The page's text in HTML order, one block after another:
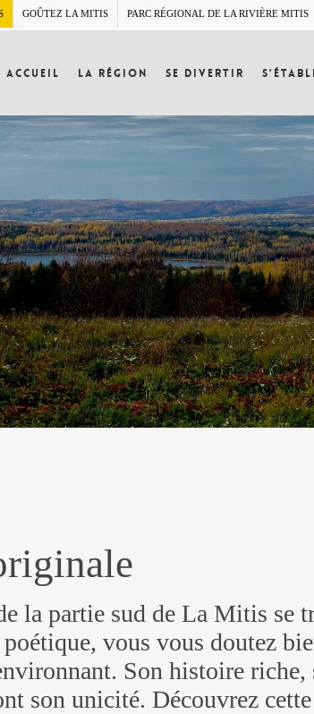
GOÛTEZ LA MITIS PARC RÉGIONAL DE LA RIVIÈRE MITIS
Accueil La région Se divertir
la partie sud de La Mitis se
vous vous doutez
Son histoire riche,
son unicité. Découvrez